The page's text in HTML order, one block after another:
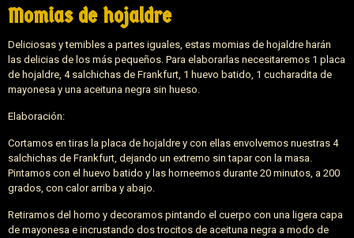
Momias de hojaldre
Deliciosas y temibles a partes iguales, estas momias de hojaldre harán
las delicias de los más pequeños. Para elaborarlas necesitaremos 1 placa
de hojaldre, 4 salchichas de Frankfurt, 1 huevo batido, 1 cucharadita de
mayonesa y una aceituna negra sin hueso.
Elaboración:
Cortamos en tiras la placa de hojaldre y con ellas envolvemos nuestras 4
salchichas de Frankfurt, dejando un extremo sin tapar con la masa.
Pintamos con el huevo batido y las horneemos durante 20 minutos, a 200
grados, con calor arriba y abajo.
Retiramos del horno y decoramos pintando el cuerpo con una ligera capa
de mayonesa e incrustando dos trocitos de aceituna negra a modo de